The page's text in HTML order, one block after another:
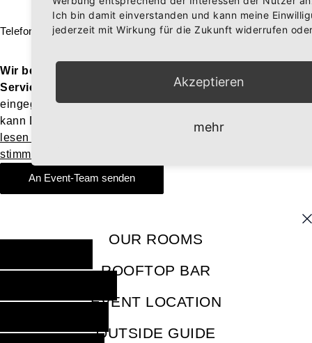
Telefon
Wir benötigen Ihre Zustimmung, um den ReCaptcha-
Service zu laden!
Wir verwenden reCAPTCHA, um Ihre
eingegebenen Informationen zu überprüfen. Dieser Service
kann Daten zu Ihren Aktivitäten sammeln. Bitte
lesen Sie die Details durch
stimmen Sie der Nutzung des Service zu
An Event-Team senden
OUR ROOMS
ROOFTOP BAR
EVENT LOCATION
OUTSIDE GUIDE
Ich bin damit einverstanden und kann meine
jederzeit mit Wirkung für die Zukunft widerrufen
Akzeptieren
mehr